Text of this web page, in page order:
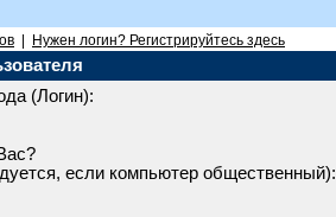
Нужен логин? Регистрируйтесь здесь
(Логин):
если компьютер общественный):